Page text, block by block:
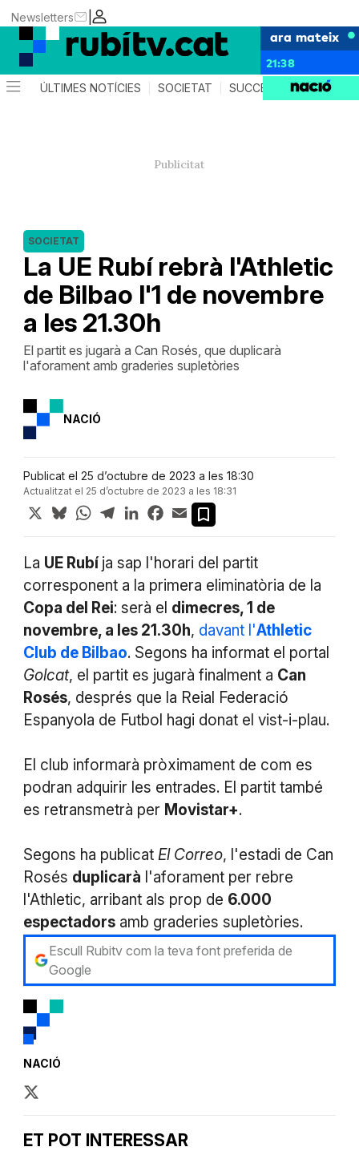
|
Newsletters
ara mateix
21:38
ÚLTIMES NOTÍCIES SOCIETAT SUCCESSOS
La UE Rubí rebrà l'Athletic
de Bilbao l'1 de novembre
a les 21.30h
SOCIETAT
El partit es jugarà a Can Rosés, que duplicarà
l'aforament amb graderies supletòries
NACIÓ
Publicat el 25 d’octubre de 2023 a les 18:30
Actualitzat el 25 d’octubre de 2023 a les 18:31
X BlueskyWhatsApp
TelegramLinkedInFacebook
Email
La UE Rubíja sap l'horari del partit
corresponent a la primera eliminatòria de la
Copa del Rei: serà el dimecres, 1 de
novembre, a les 21.30h, davant l'Athletic
Club de Bilbao. Segons ha informat el portal
Golcat, el partit es jugarà finalment a Can
Rosés, després que la Reial Federació
Espanyola de Futbol hagi donat el vist-i-plau.
El club informarà pròximament de com es
podran adquirir les entrades. El partit també
es retransmetrà per Movistar+.
Segons ha publicat El Correo, l'estadi de Can
Rosés duplicarà l'aforament per rebre
l'Athletic, arribant als prop de 6.000
espectadorsamb graderies supletòries.
Escull Rubitv com la teva font preferida de
Google
NACIÓ
ET POT INTERESSAR